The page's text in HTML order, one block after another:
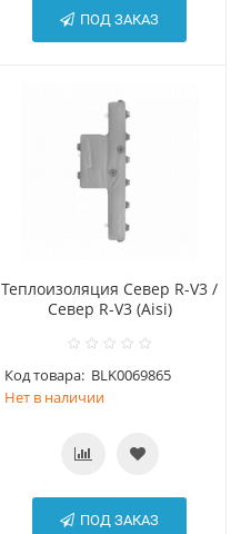
ПОД ЗАКАЗ
Теплоизоляция Север R-V3 /
Север R-V3 (Aisi)
Код товара: BLK0069865
Нет в наличии
ПОД ЗАКАЗ